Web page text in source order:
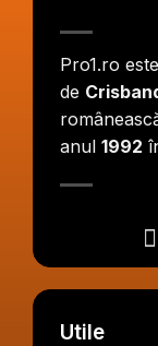
Pro1.ro
de
anul 1992
Utile